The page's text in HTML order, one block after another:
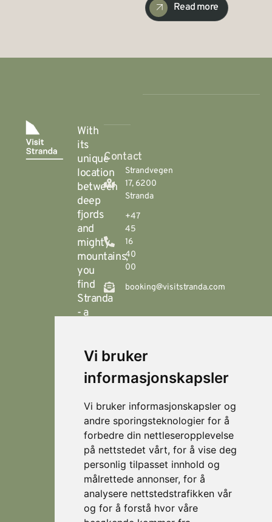
Vi bruker
informasjonskapsler
Vi bruker informasjonskapsler og
andre sporingsteknologier for å
forbedre din nettleseropplevelse
på nettstedet vårt, for å vise deg
personlig tilpasset innhold og
målrettede annonser, for å
analysere nettstedstrafikken vår
og for å forstå hvor våre
Read more
With
its
unique
location
between
deep
fjords
and
mighty
mountains,
you
find
Stranda
- a
destination
that
offers
hiking
during
the
summer,
and
which
is an
eldorado
Contact
Strandvegen
17, 6200
Stranda
+47
45
16
40
00
booking@visitstranda.com
Locations
Fjellsætra
Stranda
Strandafjellet
Stranda
Horn Media